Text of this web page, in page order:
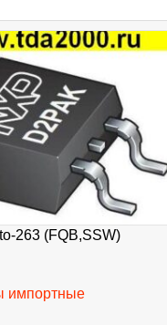
263 (FQB,SSW)
импортные